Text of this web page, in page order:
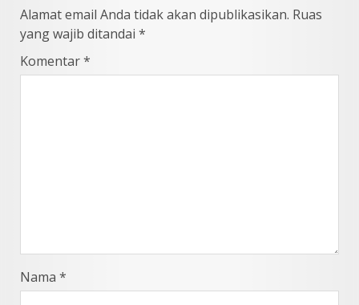
Alamat email Anda tidak akan dipublikasikan. Ruas
yang wajib ditandai *
Komentar*
Nama *